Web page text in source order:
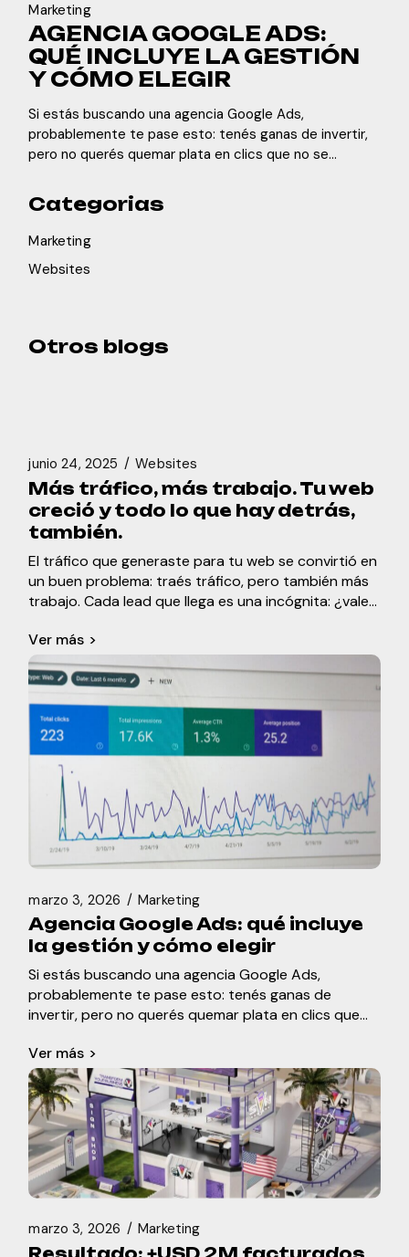
Marketing
AGENCIA GOOGLE ADS:
QUÉ INCLUYE LA GESTIÓN
Y CÓMO ELEGIR
Si estás buscando una agencia Google Ads,
probablemente te pase esto: tenés ganas de invertir,
pero no querés quemar plata en clics que no se
funcionar muy bien… o puede convertirse en una
máquina de gasto si la cuenta está mal armada o
Categorias
Marketing
Websites
Otros blogs
junio 24, 2025 Websites
Más tráfico, más trabajo. Tu web
creció y todo lo que hay detrás,
también.
El tráfico que generaste para tu web se convirtió en
un buen problema: traés tráfico, pero también más
trabajo. Cada lead que llega es una incógnita: ¿vale
Ver más >
marzo 3, 2026 Marketing
Agencia Google Ads: qué incluye
la gestión y cómo elegir
Si estás buscando una agencia Google Ads,
probablemente te pase esto: tenés ganas de
invertir, pero no querés quemar plata en clics que
Ver más >
marzo 3, 2026 Marketing